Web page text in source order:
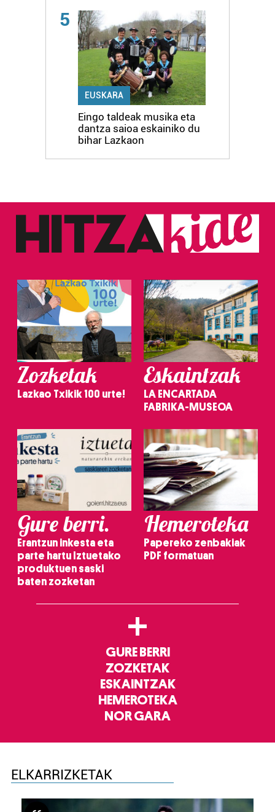
5
EUSKARA
Eingo taldeak musika eta
dantza saioa eskainiko du
bihar Lazkaon
Zozketak
Lazkao Txikik 100 urte!
Eskaintzak
LA ENCARTADA
FABRIKA-MUSEOA
Gure berri.
Erantzun inkesta eta
parte hartu Iztuetako
produktuen saski
baten zozketan
Hemeroteka
Papereko zenbakiak
PDF formatuan
+
GURE BERRI
ZOZKETAK
ESKAINTZAK
HEMEROTEKA
NOR GARA
ELKARRIZKETAK